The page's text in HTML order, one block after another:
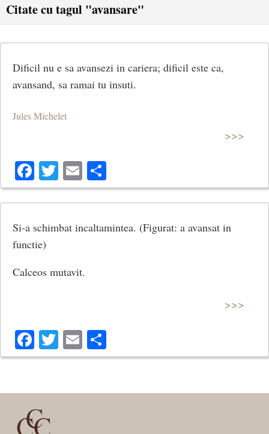
Citate cu tagul "avansare"
Dificil nu e sa avansezi in cariera; dificil este ca,
avansand, sa ramai tu insuti.
Jules Michelet
>>>
Facebook
Twitter
Email
Si-a schimbat incaltamintea. (Figurat: a avansat in
functie)
Calceos mutavit.
>>>
Facebook
Twitter
Email